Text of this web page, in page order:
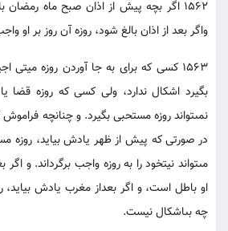
1562 اگر بچه پيش از اذان صبح ماه رمضان
واگر بعد از اذان بالغ شود، روزه آن روز بر او
1563 كسى كه براى به جا آوردن روزه
بگيرد اشكال ندارد، ولى كسى كه روزه قضا
نمى‏تواند روزه مستحبى بگيرد. و چنانچه
در صورتى كه پيش از ظهر يادش بيايد، روزه
مى‏تواند نيت‏خود را به روزه واجب برگرداند. و
او باطل است، و اگر بعداز مغرب يادش
چه بى‏اشكال نيست.